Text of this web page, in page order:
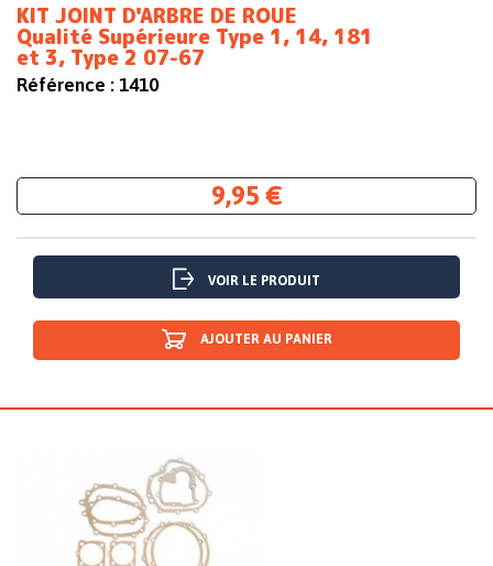
KIT JOINT D'ARBRE DE ROUE
Qualité Supérieure Type 1, 14, 181
et 3, Type 2 07-67
Référence : 1410
9,95 €
VOIR LE PRODUIT
AJOUTER AU PANIER